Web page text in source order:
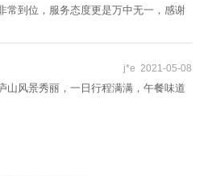
常到位，服务态度更是万中无一，感谢
j*e 2021-05-08
山风景秀丽，一日行程满满，午餐味道